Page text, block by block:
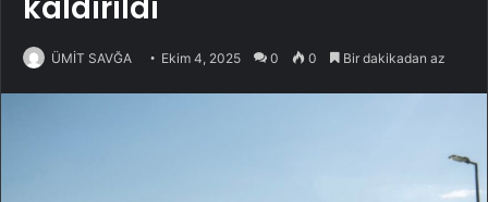
kaldırıldı
ÜMİT SAVĞA Ekim 4, 2025 0 0 Bir dakikadan az